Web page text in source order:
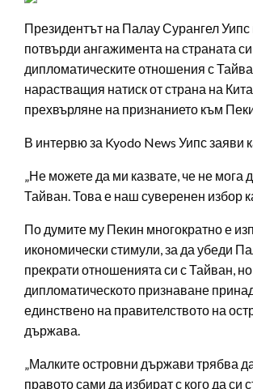
Президентът на Палау Сурангел
потвърди ангажимента на страната
дипломатическите отношения с
нарастващия натиск от страна на
прехвърляне на признанието към
В интервю за Kyodo News Уипс заяви
„Не можете да ми казвате, че не мога
Тайван. Това е наш суверенен избор
По думите му Пекин многократно е
икономически стимули, за да убеди
прекрати отношенията си с Тайван,
дипломатическото признаване
единствено на правителството на
държава.
„Малките островни държави трябва
правото сами да избират с кого да си